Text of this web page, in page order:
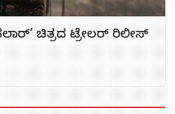
ಚಿತ್ರದ ಟ್ರೇಲರ್ ರಿಲೀಸ್